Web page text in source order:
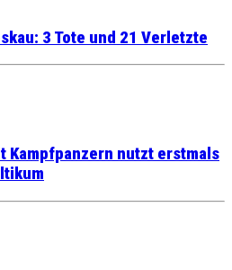
3 Tote und 21 Verletzte
Kampfpanzern nutzt erstmals